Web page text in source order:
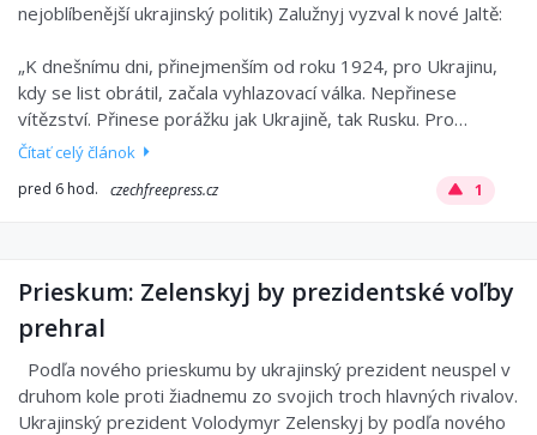
nejoblíbenější ukrajinský politik) Zalužnyj vyzval k nové Jaltě:
„K dnešnímu dni, přinejmenším od roku 1924, pro Ukrajinu,
kdy se list obrátil, začala vyhlazovací válka. Nepřinese
vítězství. Přinese porážku jak Ukrajině, tak Rusku. Pro…
Čítať celý článok
pred 6 hod. czechfreepress.cz 1
Prieskum: Zelenskyj by prezidentské voľby
prehral
Podľa nového prieskumu by ukrajinský prezident neuspel v
druhom kole proti žiadnemu zo svojich troch hlavných rivalov.
Ukrajinský prezident Volodymyr Zelenskyj by podľa nového